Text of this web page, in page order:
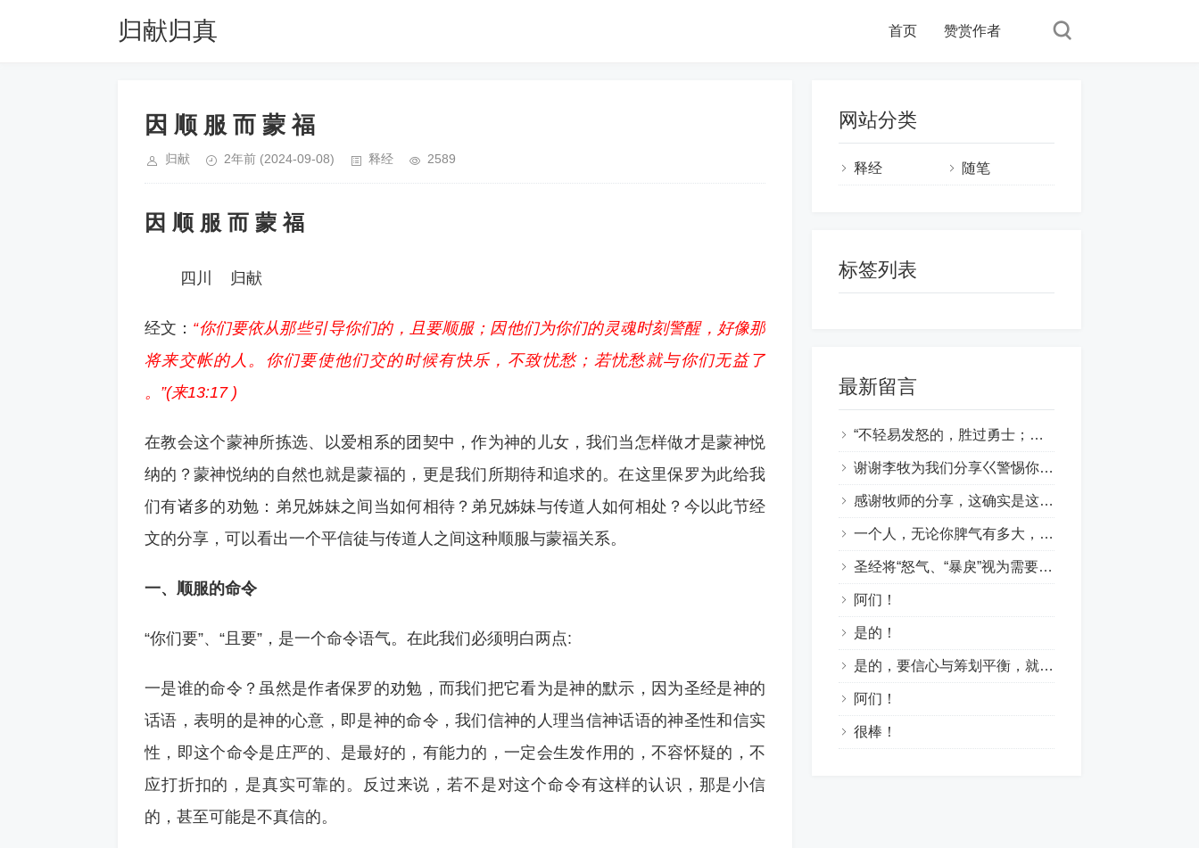
归献归真 首页 赞赏作者
因 顺 服 而 蒙 福
归献 2年前 (2024-09-08) 释经 2589
因 顺 服 而 蒙 福
四川 归献
经文： “你们要依从那些引导你们的，且要顺服；因他们为你们的灵魂时刻警醒，好像那
将来交帐的人。你们要使他们交的时候有快乐，不致忧愁；若忧愁就与你们无益了
。”(来13:17 )
在教会这个蒙神所拣选、以爱相系的团契中，作为神的儿女，我们当怎样做才是蒙神悦
纳的？蒙神悦纳的自然也就是蒙福的，更是我们所期待和追求的。在这里保罗为此给我
们有诸多的劝勉：弟兄姊妹之间当如何相待？弟兄姊妹与传道人如何相处？今以此节经
文的分享，可以看出一个平信徒与传道人之间这种顺服与蒙福关系。
一、顺服的命令
“你们要”、“且要”，是一个命令语气。在此我们必须明白两点:
一是谁的命令？虽然是作者保罗的劝勉，而我们把它看为是神的默示，因为圣经是神的
话语，表明的是神的心意，即是神的命令，我们信神的人理当信神话语的神圣性和信实
性，即这个命令是庄严的、是最好的，有能力的，一定会生发作用的，不容怀疑的，不
应打折扣的，是真实可靠的。反过来说，若不是对这个命令有这样的认识，那是小信
的，甚至可能是不真信的。
网站分类
释经 随笔
标签列表
最新留言
“不轻易发怒的，胜过勇士；治服己心的，强如取城”！感谢主的教导！阿们！
谢谢李牧为我们分享巜警惕你的怒气与戾气》！这是一篇好文！是提醒和警戒我们发生问题要控制自已的情绪。克制负面情绪。要快快听，慢慢说，因戾气不能成就神的义。怒气会导致罪恶和灵魂的亏损！因此，当我们心里烦躁时要安静沉淀，管控自己的情绪，管住口舌，不要让坏情绪掌控言语与行为。要以温和的言语回答问题！愿神帮助我们！
感谢牧师的分享，这确实是这个世代非常扎心且及时的信息。结合这两处经文，很深的触动到我……1. “快”与“慢”的智慧（雅1:19）：圣灵提醒我们要“快快的听”（倾听神的声音与他人的苦衷），“慢慢的说”（克制口舌），“慢慢的动怒”。因为人的怒气并不能成就神的义。很多时候，我们发怒不是因为“公义”，而是因为“自我”受到了冒犯。2. “柔和的舌头”是解药（箴15:1）：暴戾会点燃战火，唯有柔和能化解危机。面对这个充满挑唆和压力的环境，我们无法靠“忍”来消灭怒气，唯有靠着圣灵结出“节制”的果子——在情绪上头的那几秒里，转向神，把审判权交给祂。求主帮助我们，不把“发脾气”当作“真性情”，而是靠主做情绪的好管家。愿我们口中的言语、心里的意念，在祂面前蒙悦纳，也能成为身边人的祝福。阿们！????
一个人，无论你脾气有多大，戾气有多猛，并不表明你有多能，只能说你有多狂和无知与无德！
圣经将“怒气、“暴戾”视为需要克制的负面情感，提倡通过忍耐、宽恕和依靠神来管理怒气和戾气，从而避免因失控的愤怒带来罪恶和破坏。愿神帮助我们，管理好我们的情绪，去更好地荣神益人。阿们！
阿们！
是的！
是的，要信心与筹划平衡，就要住在主里面。靠主帮助我们两者得与平衡因此在主里面得与丰富！愿主纪念李牧师的辛劳！
阿们！
很棒！